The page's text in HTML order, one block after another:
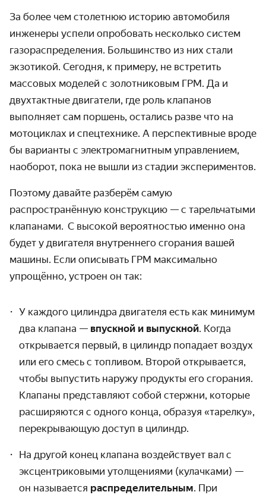
За более чем столетнюю историю автомобиля
инженеры успели опробовать несколько систем
газораспределения. Большинство из них стали
экзотикой. Сегодня, к примеру, не встретить
массовых моделей с золотниковым ГРМ. Да и
двухтактные двигатели, где роль клапанов
выполняет сам поршень, остались разве что на
мотоциклах и спецтехнике. А перспективные вроде
бы варианты с электромагнитным управлением,
наоборот, пока не вышли из стадии экспериментов.
Поэтому давайте разберём самую
распространённую конструкцию — с тарельчатыми
клапанами. С высокой вероятностью именно она
будет у двигателя внутреннего сгорания вашей
машины. Если описывать ГРМ максимально
упрощённо, устроен он так:
У каждого цилиндра двигателя есть как минимум
два клапана — впускной и выпускной. Когда
открывается первый, в цилиндр попадает воздух
или его смесь с топливом. Второй открывается,
чтобы выпустить наружу продукты его сгорания.
Клапаны представляют собой стержни, которые
расширяются с одного конца, образуя «тарелку»,
перекрывающую доступ в цилиндр.
На другой конец клапана воздействует вал с
эксцентриковыми утолщениями (кулачками) —
он называется распределительным. При